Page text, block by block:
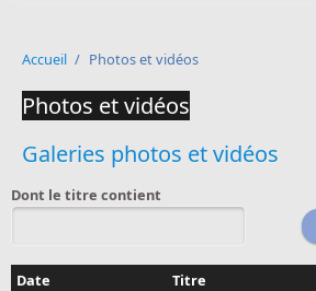
Accueil / Photos et vidéos
Photos et vidéos
Galeries photos et vidéos
Dont le titre contient
Date Titre